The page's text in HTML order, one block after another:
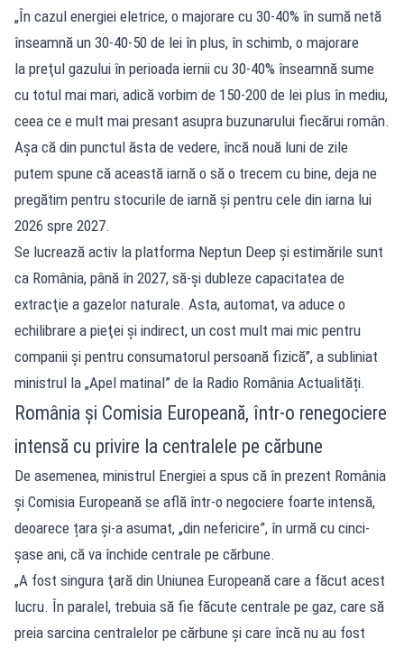
„În cazul energiei eletrice, o majorare cu 30-40% în sumă netă
înseamnă un 30-40-50 de lei în plus, în schimb, o majorare
la preţul gazului în perioada iernii cu 30-40% înseamnă sume
cu totul mai mari, adică vorbim de 150-200 de lei plus în mediu,
ceea ce e mult mai presant asupra buzunarului fiecărui român.
Aşa că din punctul ăsta de vedere, încă nouă luni de zile
putem spune că această iarnă o să o trecem cu bine, deja ne
pregătim pentru stocurile de iarnă şi pentru cele din iarna lui
2026 spre 2027.
Se lucrează activ la platforma Neptun Deep şi estimările sunt
ca România, până în 2027, să-şi dubleze capacitatea de
extracţie a gazelor naturale. Asta, automat, va aduce o
echilibrare a pieţei şi indirect, un cost mult mai mic pentru
companii şi pentru consumatorul persoană fizică”, a subliniat
ministrul la „Apel matinal” de la Radio România Actualități.
România și Comisia Europeană, într-o renegociere
intensă cu privire la centralele pe cărbune
De asemenea, ministrul Energiei a spus că în prezent România
și Comisia Europeană se află într-o negociere foarte intensă,
deoarece țara şi-a asumat, „din nefericire”, în urmă cu cinci-
şase ani, că va închide centrale pe cărbune.
„A fost singura ţară din Uniunea Europeană care a făcut acest
lucru. În paralel, trebuia să fie făcute centrale pe gaz, care să
preia sarcina centralelor pe cărbune şi care încă nu au fost